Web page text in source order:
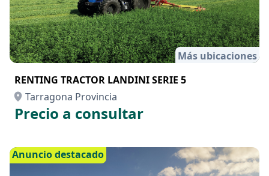
Más ubicaciones
RENTING TRACTOR LANDINI SERIE 5
Tarragona Provincia
Precio a consultar
Anuncio destacado